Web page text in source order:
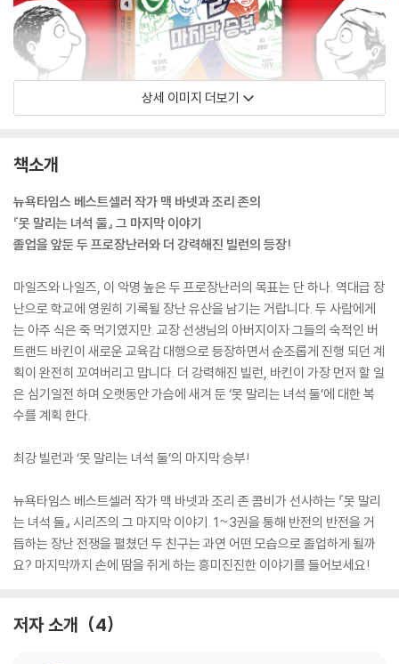
상세 이미지 더보기
책소개
뉴욕타임스 베스트셀러 작가 맥 바넷과 조리 존의
『못 말리는 녀석 둘』 그 마지막 이야기
졸업을 앞둔 두 프로장난러와 더 강력해진 빌런의 등장!
마일즈와 나일즈, 이 악명 높은 두 프로장난러의 목표는 단 하나. 역대급 장
난으로 학교에 영원히 기록될 장난 유산을 남기는 거랍니다. 두 사람에게
는 아주 식은 죽 먹기였지만. 교장 선생님의 아버지이자 그들의 숙적인 버
트랜드 바킨이 새로운 교육감 대행으로 등장하면서 순조롭게 진행 되던 계
획이 완전히 꼬여버리고 맙니다. 더 강력해진 빌런, 바킨이 가장 먼저 할 일
은 심기일전 하며 오랫동안 가슴에 새겨 둔 ‘못 말리는 녀석 둘’에 대한 복
수를 계획 한다.
최강 빌런과 ‘못 말리는 녀석 둘’의 마지막 승부!
뉴욕타임스 베스트셀러 작가 맥 바넷과 조리 존 콤비가 선사하는 『못 말리
는 녀석 둘』 시리즈의 그 마지막 이야기. 1~3권을 통해 반전의 반전을 거
듭하는 장난 전쟁을 펼쳤던 두 친구는 과연 어떤 모습으로 졸업하게 될까
요? 마지막까지 손에 땀을 쥐게 하는 흥미진진한 이야기를 들어보세요!
저자 소개 4